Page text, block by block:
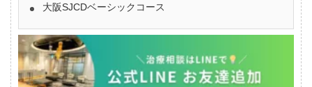
大阪SJCDベーシックコース